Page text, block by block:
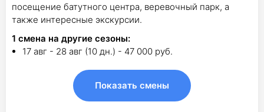
посещение батутного центра, веревочный парк, а
также интересные экскурсии.
1 смена на другие сезоны:
17 авг - 28 авг (10 дн.) - 47 000 руб.
Показать смены